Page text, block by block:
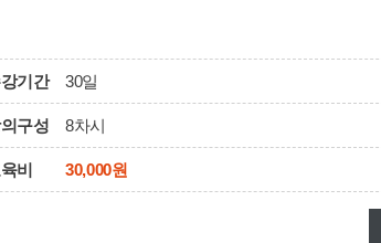
기간 30일
구성 8차시
비 30,000원